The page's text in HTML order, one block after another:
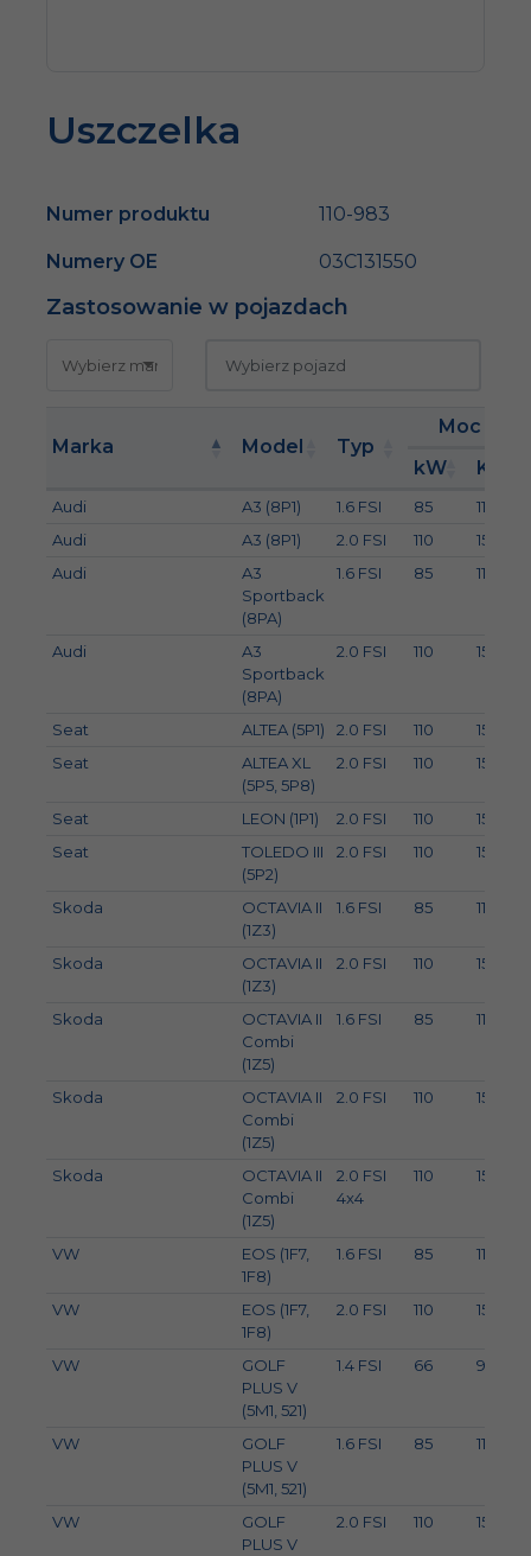
Uszczelka
Numer produktu 110-983
Numery OE 03C131550
Zastosowanie w pojazdach
Marka Model Typ
Moc
kW
KM
Audi A3 (8P1) 1.6 FSI 85
116
Audi
A3 (8P1) 2.0 FSI 110
150
Audi
A3
Sportback
(8PA)
1.6 FSI 85 116
Audi
A3
Sportback
(8PA)
2.0 FSI 110 150
Seat ALTEA (5P1) 2.0 FSI 110
150
Seat
ALTEA XL
(5P5, 5P8)
2.0 FSI 110 150
Seat LEON (1P1) 2.0 FSI 110
150
Seat
TOLEDO III
(5P2)
2.0 FSI 110 150
Skoda
OCTAVIA II
(1Z3)
1.6 FSI 85 116
Skoda
OCTAVIA II
(1Z3)
2.0 FSI 110 150
Skoda
OCTAVIA II
Combi
(1Z5)
1.6 FSI 85 116
Skoda
OCTAVIA II
Combi
(1Z5)
2.0 FSI 110 150
Skoda
OCTAVIA II
Combi
(1Z5)
2.0 FSI
4x4
110 150
VW
EOS (1F7,
1F8)
1.6 FSI 85 116
VW
EOS (1F7,
1F8)
2.0 FSI 110 150
VW
GOLF
PLUS V
(5M1, 521)
1.4 FSI 66 90
VW
GOLF
PLUS V
(5M1, 521)
1.6 FSI 85 116
VW
GOLF
PLUS V
2.0 FSI 110 150